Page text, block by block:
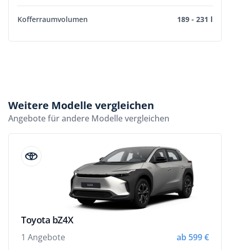
Kofferraumvolumen 189 - 231 l
Weitere Modelle vergleichen
Angebote für andere Modelle vergleichen
Toyota bZ4X
1 Angebote ab 599 €